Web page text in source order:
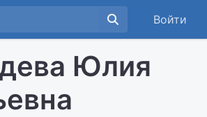
Войти
Юлия